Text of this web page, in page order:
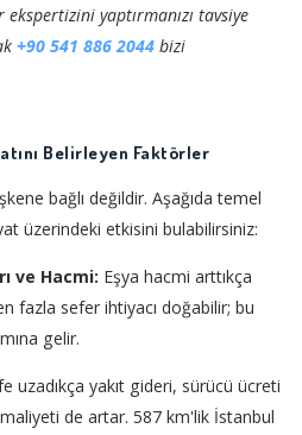
ekspertizini yaptırmanızı tavsiye
+90 541 886 2044 bizi
Belirleyen Faktörler
bağlı değildir. Aşağıda temel
üzerindeki etkisini bulabilirsiniz:
ve Hacmi: Eşya hacmi arttıkça
fazla sefer ihtiyacı doğabilir; bu
gelir.
uzadıkça yakıt gideri, sürücü ücreti
de artar. 587 km'lik İstanbul